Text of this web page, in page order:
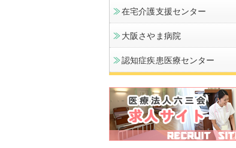
在宅介護支援センター
大阪さやま病院
認知症疾患医療センター